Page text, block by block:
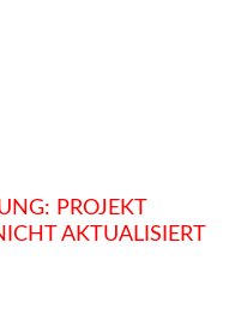
PROJEKT
AKTUALISIERT